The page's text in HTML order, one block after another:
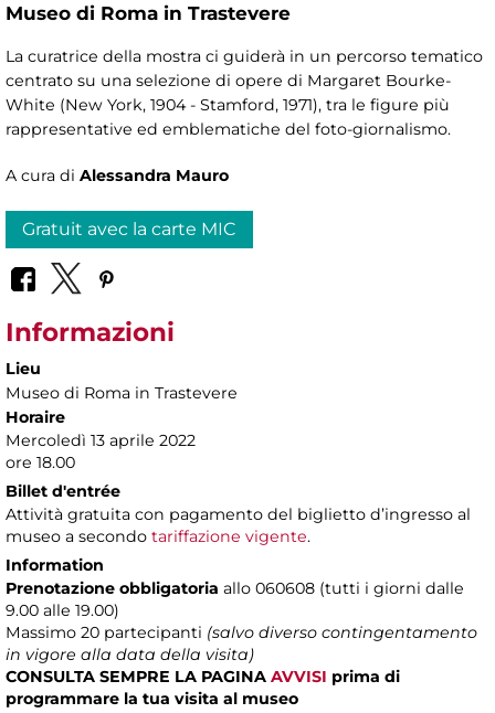
Museo di Roma in Trastevere
La curatrice della mostra ci guiderà in un percorso tematico
centrato su una selezione di opere di Margaret Bourke-
White (New York, 1904 - Stamford, 1971), tra le figure più
rappresentative ed emblematiche del foto-giornalismo.
A cura di Alessandra Mauro
Gratuit avec la carte MIC
Informazioni
Lieu
Museo di Roma in Trastevere
Horaire
Mercoledì 13 aprile 2022
ore 18.00
Billet d'entrée
Attività gratuita con pagamento del biglietto d’ingresso al
museo a secondo tariffazione vigente.
Information
Prenotazione obbligatoria allo 060608 (tutti i giorni dalle
9.00 alle 19.00)
Massimo 20 partecipanti (salvo diverso contingentamento
in vigore alla data della visita)
CONSULTA SEMPRE LA PAGINA AVVISI prima di
programmare la tua visita al museo